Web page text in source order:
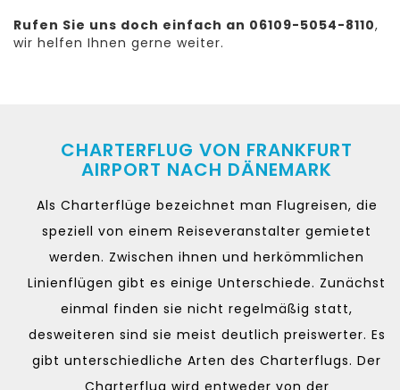
Rufen Sie uns doch einfach an 06109-5054-8110,
wir helfen Ihnen gerne weiter.
CHARTERFLUG VON FRANKFURT
AIRPORT NACH DÄNEMARK
Als Charterflüge bezeichnet man Flugreisen, die
speziell von einem Reiseveranstalter gemietet
werden. Zwischen ihnen und herkömmlichen
Linienflügen gibt es einige Unterschiede. Zunächst
einmal finden sie nicht regelmäßig statt,
desweiteren sind sie meist deutlich preiswerter. Es
gibt unterschiedliche Arten des Charterflugs. Der
Charterflug wird entweder von der